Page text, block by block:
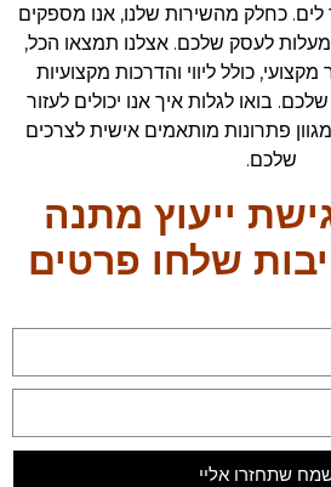
כחלק מהשירות שלנו, אנו מספקים
מעטפת מלאה של 360 מעלות לעסק שלכם. אצלנו תמצאו הכל,
כולל ליווי והדרכות מקצועיות
בואו לגלות איך אנו יכולים לעזור
פתרונות מותאמים אישית לצרכים
שלכם.
ייעוץ מתנה
שלחו פרטים
שתחזרו אליי